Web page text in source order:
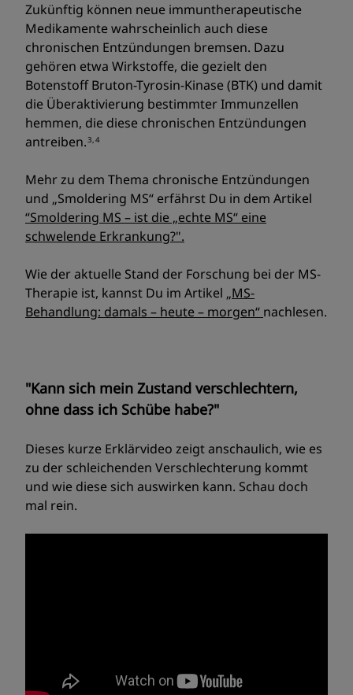
Zukünftig können neue immuntherapeutische
Medikamente wahrscheinlich auch diese
chronischen Entzündungen bremsen. Dazu
gehören etwa Wirkstoffe, die gezielt den
Botenstoff Bruton-Tyrosin-Kinase (BTK) und damit
die Überaktivierung bestimmter Immunzellen
hemmen, die diese chronischen Entzündungen
antreiben.3,4
Mehr zu dem Thema chronische Entzündungen
und „Smoldering MS“ erfährst Du in dem Artikel
“Smoldering MS – ist die „echte MS“ eine
schwelende Erkrankung?".
Wie der aktuelle Stand der Forschung bei der MS-
Therapie ist, kannst Du im Artikel „MS-
Behandlung: damals – heute – morgen“ nachlesen.
"Kann sich mein Zustand verschlechtern,
ohne dass ich Schübe habe?"
Dieses kurze Erklärvideo zeigt anschaulich, wie es
zu der schleichenden Verschlechterung kommt
und wie diese sich auswirken kann. Schau doch
mal rein.